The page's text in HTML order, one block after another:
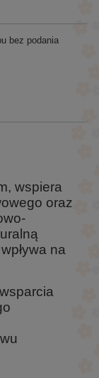
bez podania
wspiera
oraz
na